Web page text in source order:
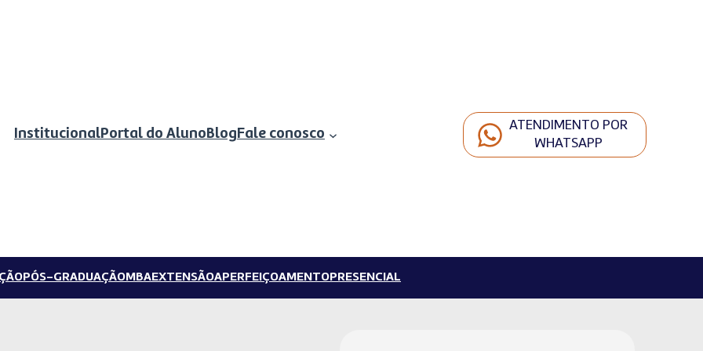
InstitucionalPortal do AlunoBlogFale conosco
ATENDIMENTO POR
WHATSAPP
PÓS-GRADUAÇÃOMBAEXTENSÃOAPERFEIÇOAMENTOPRESENCIAL